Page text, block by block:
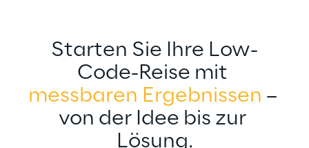
Starten Sie Ihre Low-
Code-Reise mit
messbaren Ergebnissen –
von der Idee bis zur
Lösung.